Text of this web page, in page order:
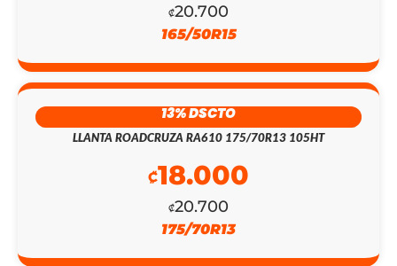
₡20.700
165/50R15
13% DSCTO
LLANTA ROADCRUZA RA610 175/70R13 105HT
₡20.700
₡18.000
175/70R13
PRECIO
PRECIO